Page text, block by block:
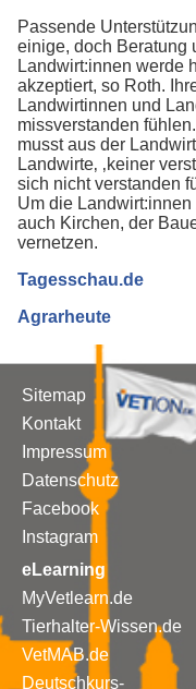
Passende
einige, doch Beratung
Landwirt:innen werde
akzeptiert, so Roth.
Landwirtinnen und
missverstanden
musst aus der
Landwirte‚ ‚keiner
sich nicht verstanden
Um die
auch Kirchen, der
vernetzen.
Tagesschau.de
Agrarheute
Sitemap
Kontakt
Impressum
Datenschutz
Facebook
Instagram
eLearning
MyVetlearn.de
Tierhalter-Wissen.de
VetMAB.de
Deutschkurs-